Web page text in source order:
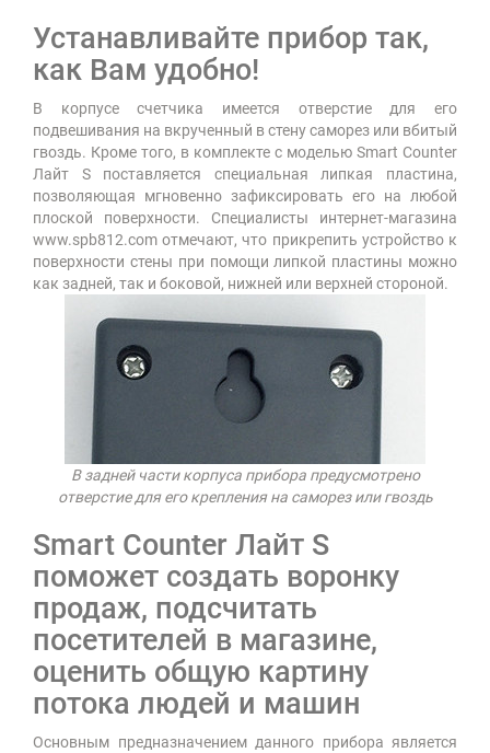
Устанавливайте прибор так,
как Вам удобно!
В корпусе счетчика имеется отверстие для его
подвешивания на вкрученный в стену саморез или вбитый
гвоздь. Кроме того, в комплекте с моделью Smart Counter
Лайт S поставляется специальная липкая пластина,
позволяющая мгновенно зафиксировать его на любой
плоской поверхности. Специалисты интернет-магазина
www.spb812.com отмечают, что прикрепить устройство к
поверхности стены при помощи липкой пластины можно
как задней, так и боковой, нижней или верхней стороной.
В задней части корпуса прибора предусмотрено
отверстие для его крепления на саморез или гвоздь
Smart Counter Лайт S
поможет создать воронку
продаж, подсчитать
посетителей в магазине,
оценить общую картину
потока людей и машин
Основным предназначением данного прибора является